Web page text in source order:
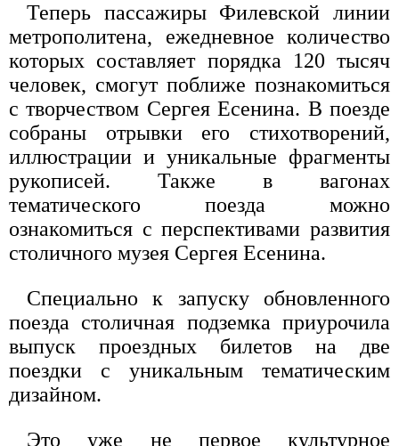
Теперь пассажиры Филевской линии
метрополитена, ежедневное количество
которых составляет порядка 120 тысяч
человек, смогут поближе познакомиться
с творчеством Сергея Есенина. В поезде
собраны отрывки его стихотворений,
иллюстрации и уникальные фрагменты
рукописей. Также в вагонах
тематического поезда можно
ознакомиться с перспективами развития
столичного музея Сергея Есенина.
Специально к запуску обновленного
поезда столичная подземка приурочила
выпуск проездных билетов на две
поездки с уникальным тематическим
дизайном.
Это уже не первое культурное